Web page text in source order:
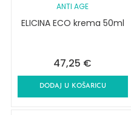
ANTI AGE
ELICINA ECO krema 50ml
47,25 €
DODAJ U KOŠARICU